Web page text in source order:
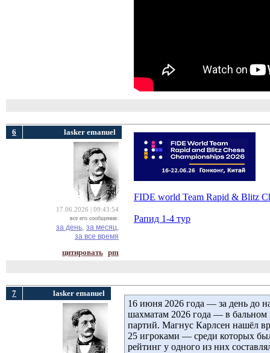
6 lasker emanuel
17.06.2026 | 09:43:54
все его сообщения:
за день, за месяц,
за все время
цитировать pm
FIDE world Team Rapid & Blitz
Рапид 1-4 тур
7 lasker emanuel
16 июня 2026 года — за день до
шахматам 2026 года — в бальном
партий. Магнус Карлсен нашёл
25 игроками — среди которых
рейтинг у одного из них